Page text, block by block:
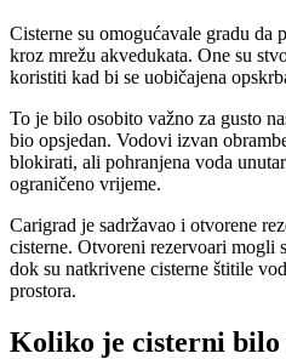
Cisterne su omogućavale gradu da
kroz mrežu akvedukata. One su
koristiti kad bi se uobičajena
To je bilo osobito važno za gusto
bio opsjedan. Vodovi izvan
blokirati, ali pohranjena voda
ograničeno vrijeme.
Carigrad je sadržavao i otvorene
cisterne. Otvoreni rezervoari
dok su natkrivene cisterne štitile
prostora.
Koliko je cisterni bilo